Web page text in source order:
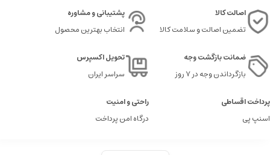
اصالت کالا
تضمین اصالت و سلامت کالا
پشتیبانی و مشاوره
انتخاب بهترین محصول
ضمانت بازگشت وجه
بازگرداندن وجه در ۷ روز
تحویل اکسپرس
سراسر ایران
پرداخت اقساطی
اسنپ پی
راحتی و امنیت
درگاه امن پرداخت